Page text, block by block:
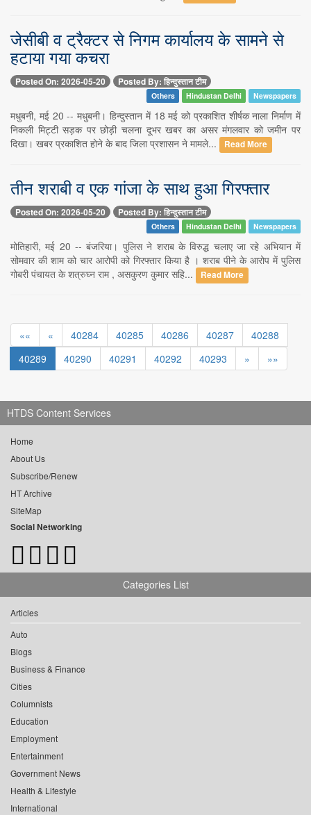
जेसीबी व ट्रैक्टर से निगम कार्यालय के सामने से
हटाया गया कचरा
Posted On: 2026-05-20 Posted By: हिन्दुस्तान टीम
Others Hindustan Delhi Newspapers
मधुबनी, मई 20 -- मधुबनी। हिन्दुस्तान में 18 मई को प्रकाशित शीर्षक नाला निर्माण में
निकली मिट्टी सड़क पर छोड़ी चलना दूभर खबर का असर मंगलवार को जमीन पर
दिखा। खबर प्रकाशित होने के बाद जिला प्रशासन ने मामले...
Read More
तीन शराबी व एक गांजा के साथ हुआ गिरफ्तार
Posted On: 2026-05-20 Posted By: हिन्दुस्तान टीम
Others Hindustan Delhi Newspapers
मोतिहारी, मई 20 -- बंजरिया। पुलिस ने शराब के विरुद्ध चलाए जा रहे अभियान में
सोमवार की शाम को चार आरोपी को गिरफ्तार किया है । शराब पीने के आरोप में पुलिस
गोबरी पंचायत के शत्रुघ्न राम , असकुरण कुमार सहि...
Read More
«« « 40284 40285 40286 40287
40288
40289
40290 40291 40292 40293 » »»
HTDS Content Services
Home
About Us
Subscribe/Renew
HT Archive
SiteMap
Social Networking
Categories List
Articles
Auto
Blogs
Business & Finance
Cities
Columnists
Education
Employment
Entertainment
Government News
Health & Lifestyle
International